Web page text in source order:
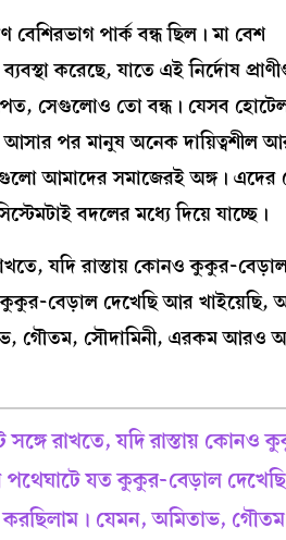
পার্ক বন্ধ ছিল। মা বেশ
করেছে, যাতে এই নির্দোষ
পেত, সেগুলোও তো বন্ধ। যেসব
আসার পর মানুষ অনেক দায়িত্বশীল
আমাদের সমাজেরই অঙ্গ। এদের
বদলের মধ্যে দিয়ে যাচ্ছে।
যদি রাস্তায় কোনও কুকুর-
কুকুর-বেড়াল দেখেছি আর খাইয়েছি,
গৌতম, সৌদামিনী, এরকম আরও
রাখতে, যদি রাস্তায় কোনও
পথেঘাটে যত কুকুর-বেড়াল
করছিলাম। যেমন, অমিতাভ,